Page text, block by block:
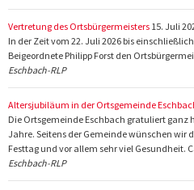
Vertretung des Ortsbürgermeisters 15. Juli
In der Zeit vom 22. Juli 2026 bis
Beigeordnete Philipp Forst den
Eschbach-RLP
Altersjubiläum in der Ortsgemeinde
Die Ortsgemeinde Eschbach gratuliert ganz
Jahre. Seitens der Gemeinde wünschen wir
Festtag und vor allem sehr viel Gesundheit.
Eschbach-RLP